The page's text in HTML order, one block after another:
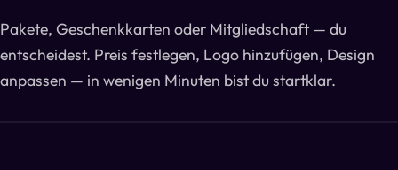
Pakete, Geschenkkarten oder Mitgliedschaft — du
entscheidest. Preis festlegen, Logo hinzufügen, Design
anpassen — in wenigen Minuten bist du startklar.